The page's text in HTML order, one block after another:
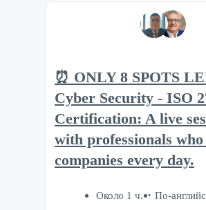
⏰ ONLY 8 SPOTS
Cyber Security - ISO
Certification: A live
with professionals
companies every day.
Около 1 ч. По-